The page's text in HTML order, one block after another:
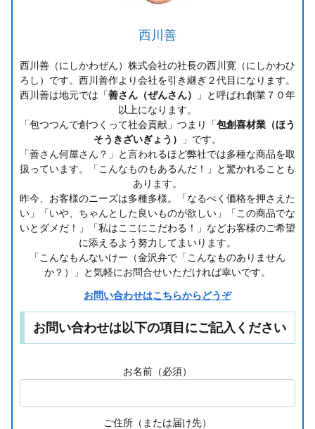
西川善
西川善（にしかわぜん）株式会社の社長の西川寛（にしかわひ
ろし）です。西川善作より会社を引き継ぎ２代目になります。
西川善は地元では「善さん（ぜんさん）
」と呼ばれ創業７０年
以上になります。
「包つつんで創つくって社会貢献」つまり「包創喜材業（ほう
そうきざいぎょう）
」です。
「善さん何屋さん？」と言われるほど弊社では多種な商品を取
扱っています。「こんなものもあるんだ！」と驚かれることも
あります。
昨今、お客様のニーズは多種多様。「なるべく価格を押さえた
い」「いや、ちゃんとした良いものが欲しい」「この商品でな
いとダメだ！」「私はここにこだわる！」などお客様のご希望
に添えるよう努力してまいります。
「こんなもんないけー（金沢弁で「こんなものありません
か？）」と気軽にお問合せいただければ幸いです。
お問い合わせはこちらからどうぞ
お問い合わせは以下の項目にご記入ください
お名前（必須）
ご住所（または届け先）